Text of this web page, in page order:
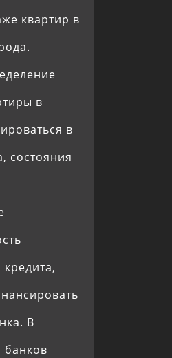
квартир в
в
в
состояния
В
банков